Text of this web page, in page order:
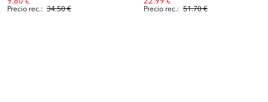
Precio rec.: 34.50 € Precio rec.: 51.70 €